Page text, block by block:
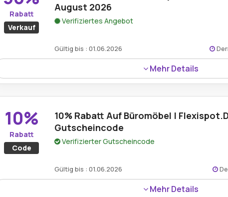
Rabatt
Verkauf
August 2026
Verifiziertes Angebot
Gültig bis : 01.06.2026
Mehr Details
Käufer können bis zu 50% Rabatt auf ausgewählte
Möbelprodukte erhalten, wenn sie die Angebote von
10%
Rabatt
Code
10% Rabatt Auf Büromöbel |
Gutscheincode
Verifizierter Gutscheincode
Gültig bis : 01.06.2026
Mehr Details